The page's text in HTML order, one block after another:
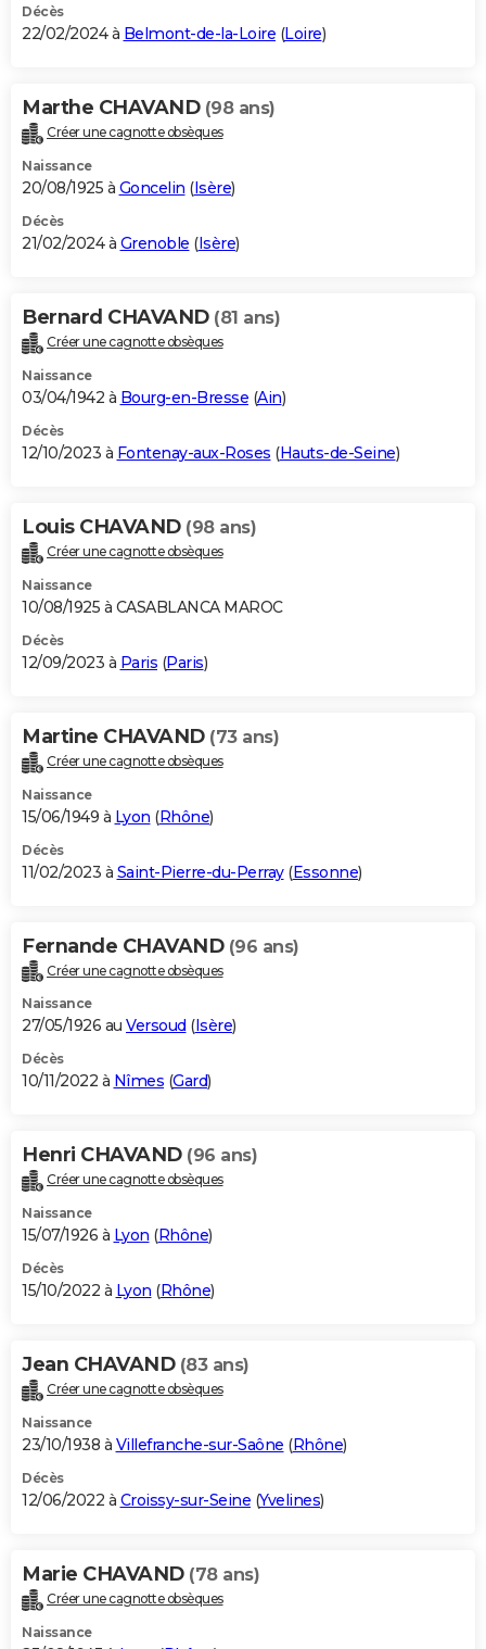
Décès
22/02/2024 à Belmont-de-la-Loire (Loire)
Marthe CHAVAND (98 ans)
Créer une cagnotte obsèques
Naissance
20/08/1925 à Goncelin (Isère)
Décès
21/02/2024 à Grenoble (Isère)
Bernard CHAVAND (81 ans)
Créer une cagnotte obsèques
Naissance
03/04/1942 à Bourg-en-Bresse (Ain)
Décès
12/10/2023 à Fontenay-aux-Roses (Hauts-de-Seine)
Louis CHAVAND (98 ans)
Créer une cagnotte obsèques
Naissance
10/08/1925 à CASABLANCA MAROC
Décès
12/09/2023 à Paris (Paris)
Martine CHAVAND (73 ans)
Créer une cagnotte obsèques
Naissance
15/06/1949 à Lyon (Rhône)
Décès
11/02/2023 à Saint-Pierre-du-Perray(Essonne)
Fernande CHAVAND (96 ans)
Créer une cagnotte obsèques
Naissance
27/05/1926 au Versoud (Isère)
Décès
10/11/2022 à Nîmes (Gard)
Henri CHAVAND (96 ans)
Créer une cagnotte obsèques
Naissance
15/07/1926 à Lyon (Rhône)
Décès
15/10/2022 à Lyon (Rhône)
Jean CHAVAND (83 ans)
Créer une cagnotte obsèques
Naissance
23/10/1938 à Villefranche-sur-Saône (Rhône)
Décès
12/06/2022 à Croissy-sur-Seine (Yvelines)
Marie CHAVAND (78 ans)
Créer une cagnotte obsèques
Naissance